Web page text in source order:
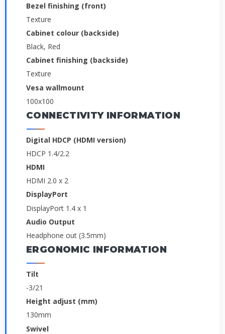
Bezel finishing (front)
Texture
Cabinet colour (backside)
Black, Red
Cabinet finishing (backside)
Texture
Vesa wallmount
100x100
CONNECTIVITY INFORMATION
Digital HDCP (HDMI version)
HDCP 1.4/2.2
HDMI
HDMI 2.0 x 2
DisplayPort
DisplayPort 1.4 x 1
Audio Output
Headphone out (3.5mm)
ERGONOMIC INFORMATION
Tilt
-3/21
Height adjust (mm)
130mm
Swivel